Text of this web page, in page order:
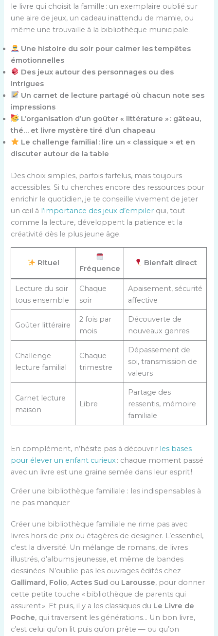
le livre qui choisit la famille : un exemplaire oublié sur
une aire de jeux, un cadeau inattendu de mamie, ou
même une trouvaille à la bibliothèque municipale.
Une histoire du soir pour calmer les tempêtes
émotionnelles
Des jeux autour des personnages ou des
intrigues
Un carnet de lecture partagé où chacun note ses
impressions
L’organisation d’un goûter « littérature » : gâteau,
thé… et livre mystère tiré d’un chapeau
Le challenge familial : lire un « classique » et en
discuter autour de la table
Des choix simples, parfois farfelus, mais toujours
accessibles. Si tu cherches encore des ressources pour
enrichir le quotidien, je te conseille vivement de jeter
un œil à l’importance des jeux d’empiler qui, tout
comme la lecture, développent la patience et la
créativité dès le plus jeune âge.
Rituel
Fréquence
Bienfait direct
Lecture du soir
tous ensemble
Chaque
soir
Apaisement, sécurité
affective
Goûter littéraire
2 fois par
mois
Découverte de
nouveaux genres
Challenge
lecture familial
Chaque
trimestre
Dépassement de
soi, transmission de
valeurs
Carnet lecture
maison
Libre
Partage des
ressentis, mémoire
familiale
En complément, n’hésite pas à découvrir les bases
pour élever un enfant curieux: chaque moment passé
avec un livre est une graine semée dans leur esprit !
Créer une bibliothèque familiale : les indispensables à
ne pas manquer
Créer une bibliothèque familiale ne rime pas avec
livres hors de prix ou étagères de designer. L’essentiel,
c’est la diversité. Un mélange de romans, de livres
illustrés, d’albums jeunesse, et même de bandes
dessinées. N’oublie pas les ouvrages édités chez
Gallimard, Folio,Actes Sud ou Larousse, pour donner
cette petite touche « bibliothèque de parents qui
assurent ». Et puis, il y a les classiques du Le Livre de
Poche, qui traversent les générations… Un bon livre,
c’est celui qu’on lit puis qu’on prête — ou qu’on